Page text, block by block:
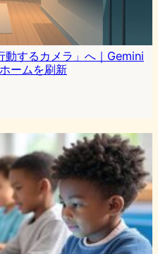
動するカメラ」へ｜Gemini
ームを刷新